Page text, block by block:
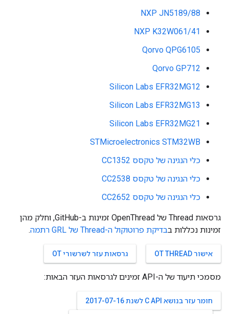
NXP JN5189/88
NXP K32W061/41
Qorvo QPG6105
Qorvo GP712
Silicon Labs EFR32MG12
Silicon Labs EFR32MG13
Silicon Labs EFR32MG21
STMicroelectronics STM32WB
כלי הנגינה של טקסס CC1352
כלי הנגינה של טקסס CC2538
כלי הנגינה של טקסס CC2652
גרסאות Thread של OpenThread זמינות ב-GitHub, וחלק מהן
זמינות נכללות בבדיקת פרוטוקול ה-Thread של GRL רתמה .
אישור OT THREAD גרסאות עזר לשרשורי OT
מסמכי תיעוד של ה-API זמינים לגרסאות העזר הבאות:
חומר עזר בנושא C API לשנת 2017-07-16